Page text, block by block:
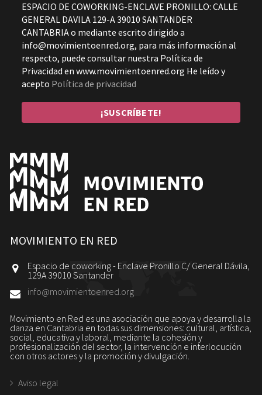
ESPACIO DE COWORKING-ENCLAVE PRONILLO: CALLE
GENERAL DAVILA 129-A 39010 SANTANDER
CANTABRIA o mediante escrito dirigido a
info@movimientoenred.org, para más información al
respecto, puede consultar nuestra Política de
Privacidad en www.movimientoenred.org He leído y
acepto Política de privacidad
MOVIMIENTO EN RED
Espacio de coworking - Enclave Pronillo C/ General Dávila,
129A 39010 Santander
info@movimientoenred.org
Movimiento en Red es una asociación que apoya y desarrolla la
danza en Cantabria en todas sus dimensiones: cultural, artística,
social, educativa y laboral, mediante la cohesión y
profesionalización del sector, la intervención e interlocución
con otros actores y la promoción y divulgación.
Aviso legal